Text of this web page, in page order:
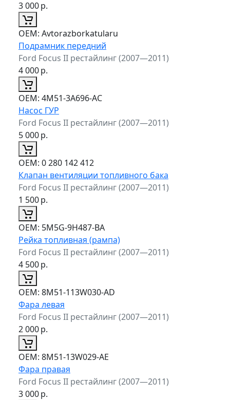
3 000р.
ОЕМ: Avtorazborkatularu
Подрамник передний
Ford Focus II рестайлинг (2007—2011)
4 000р.
ОЕМ: 4M51-3A696-AC
Насос ГУР
Ford Focus II рестайлинг (2007—2011)
5 000р.
ОЕМ: 0 280 142 412
Клапан вентиляции топливного бака
Ford Focus II рестайлинг (2007—2011)
1 500р.
ОЕМ: 5M5G-9H487-BA
Рейка топливная (рампа)
Ford Focus II рестайлинг (2007—2011)
4 500р.
ОЕМ: 8M51-113W030-AD
Фара левая
Ford Focus II рестайлинг (2007—2011)
2 000р.
ОЕМ: 8M51-13W029-AE
Фара правая
Ford Focus II рестайлинг (2007—2011)
3 000р.